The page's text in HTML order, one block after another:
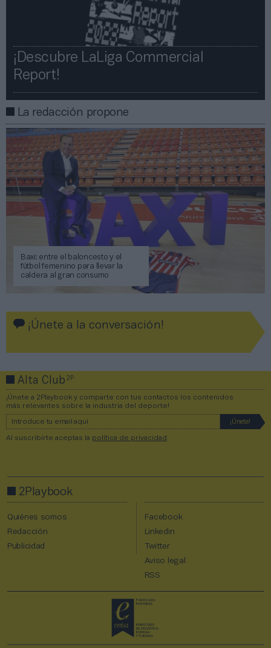
¡Descubre LaLiga Commercial
Report!​​
La redacción propone
Baxi: entre el baloncesto y el
fútbol femenino para llevar la
caldera al gran consumo
¡Únete a la conversación!
Alta Club2P
¡Únete a 2Playbook y comparte con tus contactos los contenidos
más relevantes sobre la industria del deporte!
Al suscribirte aceptas la política de privacidad
2Playbook
Quiénes somos
Redacción
Publicidad
Facebook
Linkedin
Twitter
Aviso legal
RSS